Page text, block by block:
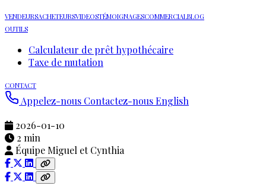
VENDEURSACHETEURSVIDEOSTÉMOIGNAGESCOMMERCIALBLOG
OUTILS
Calculateur de prêt hypothécaire
Taxe de mutation
CONTACT
Appelez-nous Contactez-nousEnglish
2026-01-10
2 min
Équipe Miguel et Cynthia